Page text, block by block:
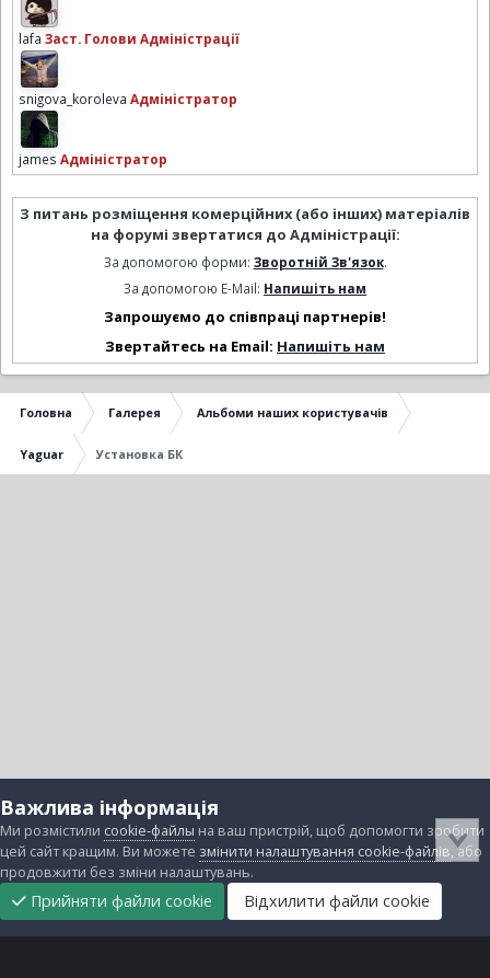
lafa Заст. Голови Адміністрації
snigova_koroleva Адміністратор
james Адміністратор
З питань розміщення комерційних (або інших) матеріалів
на форумі звертатися до Адміністрації:
За допомогою форми: Зворотній Зв'язок.
За допомогою E-Mail: Напишіть нам
Запрошуємо до співпраці партнерів!
Звертайтесь на Email: Напишіть нам
Головна Галерея Альбоми наших користувачів
Yaguar Установка БК
Важлива інформація
Ми розмістили cookie-файлы на ваш пристрій, щоб допомогти зробити
цей сайт кращим. Ви можете змінити налаштування cookie-файлів, або
продовжити без зміни налаштувань.
Прийняти файли cookie Відхилити файли cookie
Головна
Підтримати
нас
Прибрати
рекламу
Завантаження Непрочитані Реєстрація